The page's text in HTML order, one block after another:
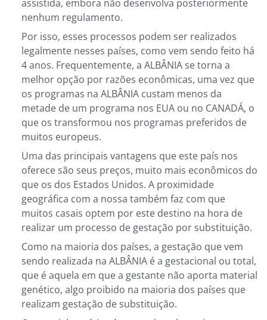
assistida, embora não desenvolva posteriormente
nenhum regulamento.
Por isso, esses processos podem ser realizados
legalmente nesses países, como vem sendo feito há
4 anos. Frequentemente, a ALBÂNIA se torna a
melhor opção por razões econômicas, uma vez que
os programas na ALBÂNIA custam menos da
metade de um programa nos EUA ou no CANADÁ, o
que os transformou nos programas preferidos de
muitos europeus.
Uma das principais vantagens que este país nos
oferece são seus preços, muito mais econômicos do
que os dos Estados Unidos. A proximidade
geográfica com a nossa também faz com que
muitos casais optem por este destino na hora de
realizar um processo de gestação por substituição.
Como na maioria dos países, a gestação que vem
sendo realizada na ALBÂNIA é a gestacional ou total,
que é aquela em que a gestante não aporta material
genético, algo proibido na maioria dos países que
realizam gestação de substituição.